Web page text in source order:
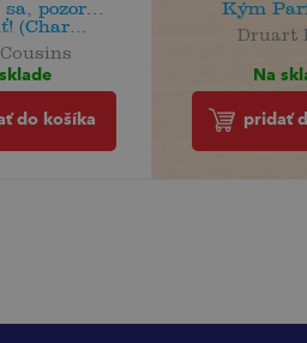
pozor...
(Char...
do košíka
Kým
Druart
Na
pridať